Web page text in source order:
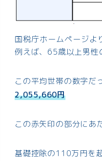
国税庁ホームページよ
例えば、65歳以上男性
この平均世帯の数字だ
2,055,660円
この赤矢印の部分にあ
基礎控除の110万円を